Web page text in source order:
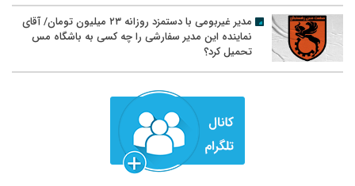
مدیر غیربومی با دستمزد روزانه ۲۳ میلیون تومان/ آقای
نماینده این مدیر سفارشی را چه کسی به باشگاه مس
تحمیل کرد؟